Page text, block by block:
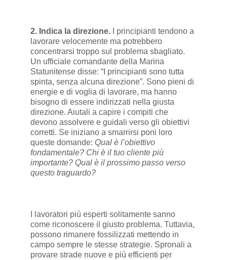
2. Indica la direzione.
I principianti tendono a
lavorare velocemente ma potrebbero
concentrarsi troppo sul problema sbagliato.
Un ufficiale comandante della Marina
Statunitense disse: “I principianti sono tutta
spinta, senza alcuna direzione”. Sono pieni di
energie e di voglia di lavorare, ma hanno
bisogno di essere indirizzati nella giusta
direzione. Aiutali a capire i compiti che
devono assolvere e guidali verso gli obiettivi
corretti. Se iniziano a smarrirsi poni loro
queste domande: Qual è l’obiettivo
fondamentale? Chi è il tuo cliente più
importante? Qual è il prossimo passo verso
questo traguardo?
I lavoratori più esperti solitamente sanno
come riconoscere il giusto problema. Tuttavia,
possono rimanere fossilizzati mettendo in
campo sempre le stesse strategie. Spronali a
provare strade nuove e più efficienti per